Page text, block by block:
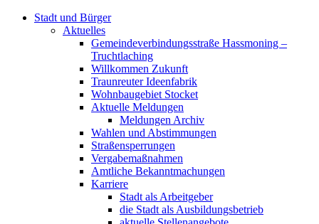
Stadt und Bürger
Aktuelles
Gemeindeverbindungsstraße Hassmoning –
Truchtlaching
Willkommen Zukunft
Traunreuter Ideenfabrik
Wohnbaugebiet Stocket
Aktuelle Meldungen
Meldungen Archiv
Wahlen und Abstimmungen
Straßensperrungen
Vergabemaßnahmen
Amtliche Bekanntmachungen
Karriere
Stadt als Arbeitgeber
die Stadt als Ausbildungsbetrieb